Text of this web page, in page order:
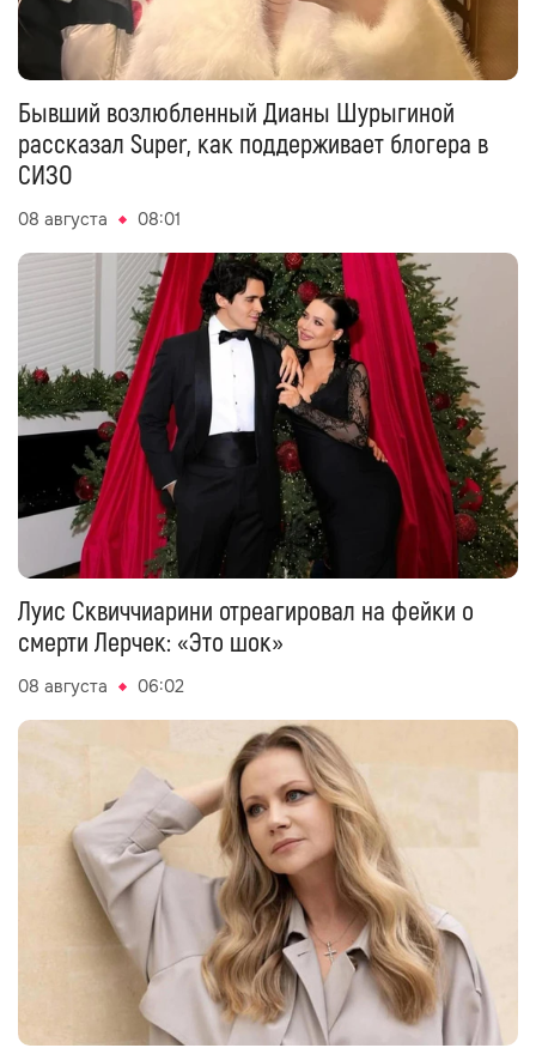
Бывший возлюбленный Дианы Шурыгиной
рассказал Super, как поддерживает блогера в
СИЗО
08 августа 08:01
Луис Сквиччиарини отреагировал на фейки о
смерти Лерчек: «Это шок»
08 августа 06:02